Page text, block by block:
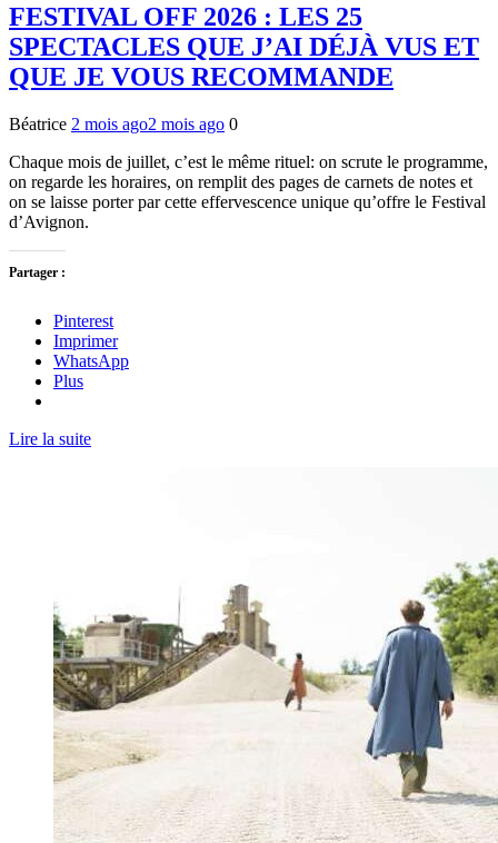
FESTIVAL OFF 2026 : LES 25
SPECTACLES QUE J’AI DÉJÀ VUS ET
QUE JE VOUS RECOMMANDE
Béatrice 2 mois ago2 mois ago 0
Chaque mois de juillet, c’est le même rituel: on scrute le programme,
on regarde les horaires, on remplit des pages de carnets de notes et
on se laisse porter par cette effervescence unique qu’offre le Festival
d’Avignon.
Partager :
Pinterest
Imprimer
WhatsApp
Plus
Lire la suite